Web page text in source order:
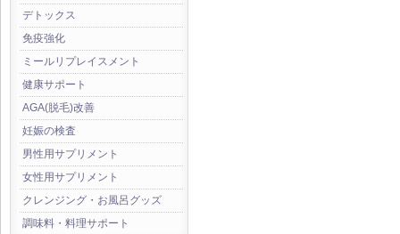
デトックス
免疫強化
ミールリプレイスメント
健康サポート
AGA(脱毛)改善
妊娠の検査
男性用サプリメント
女性用サプリメント
クレンジング・お風呂グッズ
調味料・料理サポート